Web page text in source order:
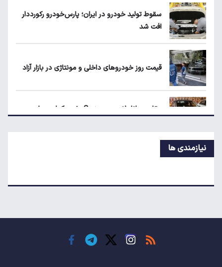
شرط جدید دریافت یارانه و کالابرگ
سقوط تولید خودرو در ایران؛ پارس‌خودرو رکورددار
افت شد
قیمت روز خودروهای داخلی و مونتاژی در بازار آزاد
مقایسه رانا پلاس و سهند S؛ خرید کدام سدان
طلا، دلار یا بورس؛ بهترین سرمایه‌گذاری در سایه
نیازمندی ها